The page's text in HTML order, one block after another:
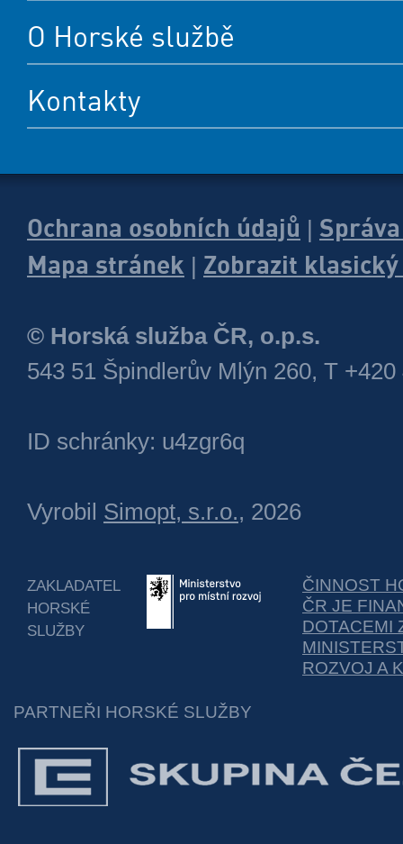
O Horské službě
Kontakty
Ochrana osobních údajů |
Mapa stránek | Zobrazit
© Horská služba ČR, o.p.s.
543 51 Špindlerův Mlýn 260, T +420
ID schránky: u4zgr6q
Vyrobil Simopt, s.r.o., 2026
ZAKLADATEL
HORSKÉ
SLUŽBY
ČINNOST
ČR JE
DOTACEMI
ROZVOJ A
PARTNEŘI HORSKÉ SLUŽBY